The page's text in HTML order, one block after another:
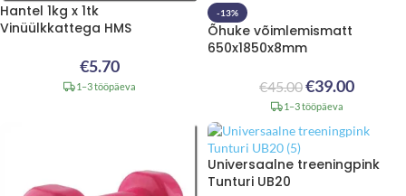
Hantel 1kg x 1tk
Vinüülkkattega HMS
€5.70
1–3 tööpäeva
-13%
Õhuke võimlemismatt
650x1850x8mm
€45.00€39.00
1–3 tööpäeva
Universaalne treeningpink
Tunturi UB20